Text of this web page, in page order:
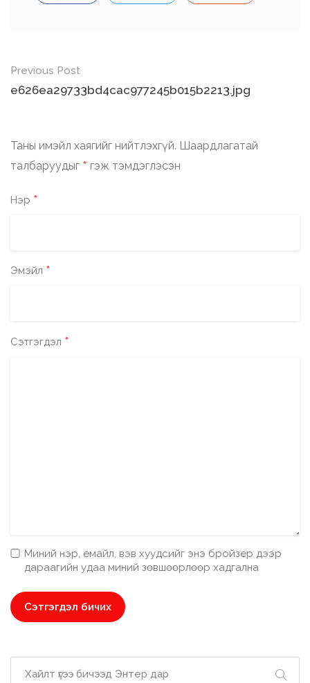
Post
navigation
Previous Post
e626ea29733bd4cac977245b015b2213.jpg
Таны имэйл хаягийг нийтлэхгүй. Шаардлагатай
талбаруудыг * гэж тэмдэглэсэн
Нэр *
Эмэйл *
Сэтгэгдэл *
Миний нэр, емайл, вэв хуудсийг энэ бройзер дээр
дараагийн удаа миний зөвшөөрлөөр хадгална